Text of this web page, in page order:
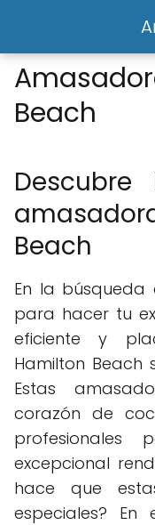
Beach
Beach
En la
para hacer tu
eficiente y
Hamilton Beach
Estas
corazón de
excepcional
hace que
especiales? En